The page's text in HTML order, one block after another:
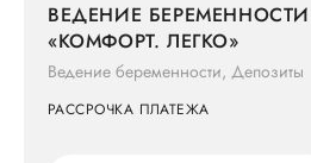
ВЕДЕНИЕ БЕРЕМЕННОСТИ
«КОМФОРТ. ЛЕГКО»
Ведение беременности, Депозиты
РАССРОЧКА ПЛАТЕЖА